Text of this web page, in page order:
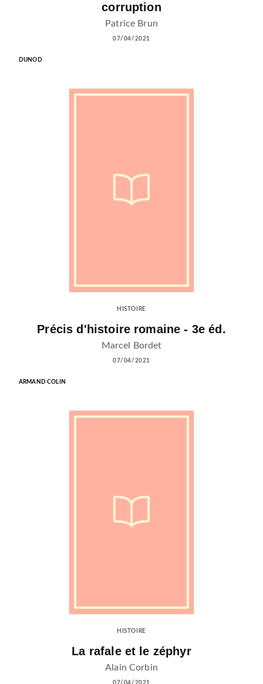
corruption
Patrice Brun
07/04/2021
DUNOD
HISTOIRE
Précis d'histoire romaine - 3e éd.
Marcel Bordet
07/04/2021
ARMAND COLIN
HISTOIRE
La rafale et le zéphyr
Alain Corbin
07/04/2021